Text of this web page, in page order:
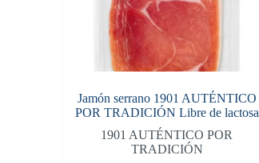
Jamón serrano 1901 AUTÉNTICO
POR TRADICIÓN Libre de lactosa
1901 AUTÉNTICO POR
TRADICIÓN